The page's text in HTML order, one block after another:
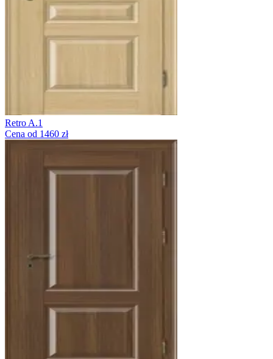
Retro A.1
Cena od 1460 zł